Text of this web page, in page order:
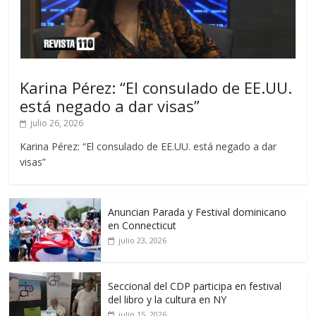
Karina Pérez: “El consulado de EE.UU.
está negado a dar visas”
julio 26, 2026
Karina Pérez: “El consulado de EE.UU. está negado a dar
visas”
Anuncian Parada y Festival dominicano
en Connecticut
julio 23, 2026
Seccional del CDP participa en festival
del libro y la cultura en NY